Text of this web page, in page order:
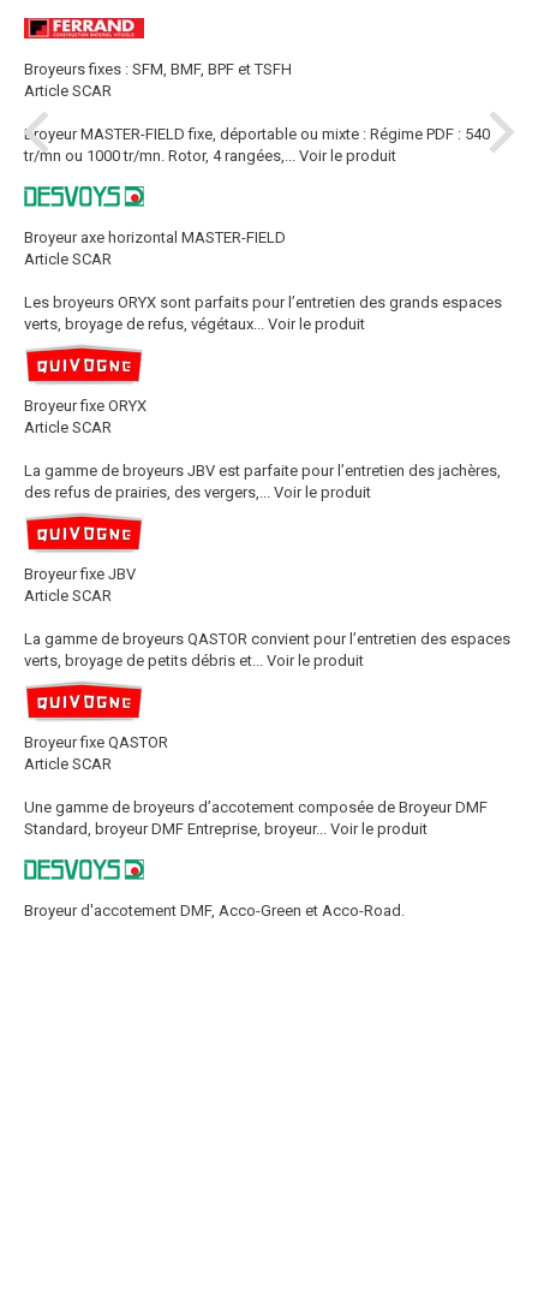
Broyeurs fixes : SFM, BMF, BPF et TSFH
Article SCAR
Broyeur MASTER-FIELD fixe, déportable ou mixte : Régime PDF : 540
tr/mn ou 1000 tr/mn. Rotor, 4 rangées,...
Voir le produit
Broyeur axe horizontal MASTER-FIELD
Article SCAR
Les broyeurs ORYX sont parfaits pour l’entretien des grands espaces
verts, broyage de refus, végétaux...
Voir le produit
Broyeur fixe ORYX
Article SCAR
La gamme de broyeurs JBV est parfaite pour l’entretien des jachères,
des refus de prairies, des vergers,...
Voir le produit
Broyeur fixe JBV
Article SCAR
La gamme de broyeurs QASTOR convient pour l’entretien des espaces
verts, broyage de petits débris et...
Voir le produit
Broyeur fixe QASTOR
Article SCAR
Une gamme de broyeurs d’accotement composée de Broyeur DMF
Standard, broyeur DMF Entreprise, broyeur...
Voir le produit
Broyeur d'accotement DMF, Acco-Green et Acco-Road.